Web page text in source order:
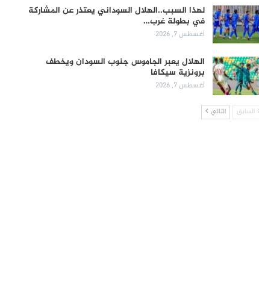
لهذا السبب..الهلال السوداني يعتذر عن المشاركة
في بطولة غرب…
أغسطس 7, 2026
الهلال يعبر الجاموس جنوب السودان ويخطف
برونزية سيكافا
أغسطس 7, 2026
السابق التالي